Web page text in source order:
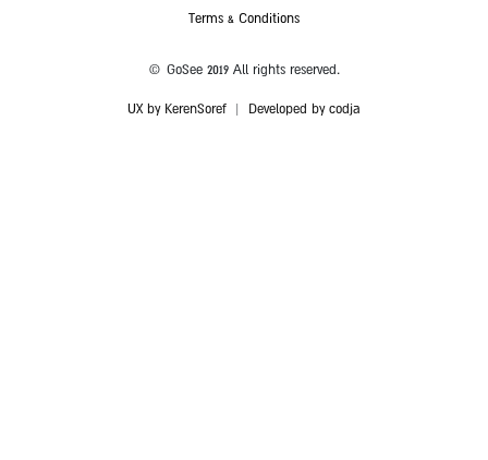
Terms & Conditions
© GoSee 2019 All rights reserved.
UX by KerenSoref Developed by codja